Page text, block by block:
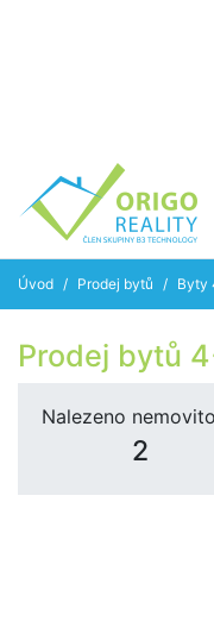
Úvod Prodej bytů Byty
Prodej bytů
Nalezeno
2